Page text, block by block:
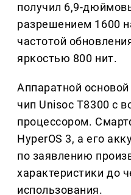
получил 6,9-
разрешением 1600
частотой
яркостью 800 нит.
Аппаратной
чип Unisoc T8300 с
процессором.
HyperOS 3, а его
по заявлению
характеристики до
использования.